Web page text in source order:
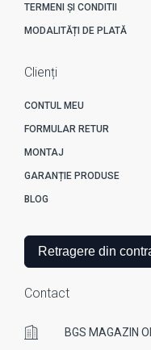
TERMENI ȘI CONDITII
MODALITĂȚI DE PLATĂ
Clienți
CONTUL MEU
FORMULAR RETUR
MONTAJ
GARANȚIE PRODUSE
BLOG
Retragere din
Contact
BGS MAGAZIN